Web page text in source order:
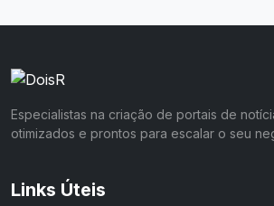
Especialistas na criação de portais de
otimizados e prontos para escalar o seu
Links Úteis